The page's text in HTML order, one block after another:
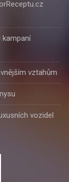
kampaní
vztahům
vozidel